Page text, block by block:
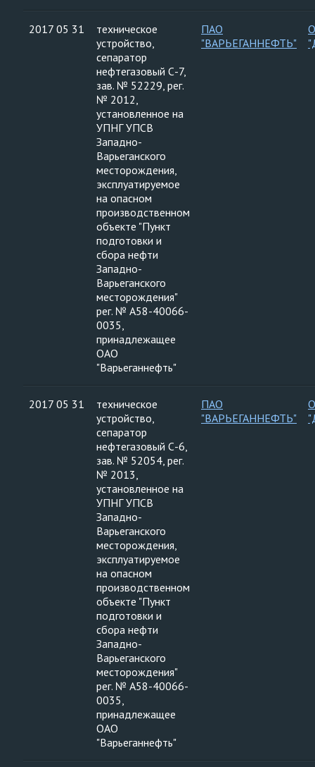
2017 05 31
техническое
устройство,
сепаратор
нефтегазовый С-7,
зав. № 52229, рег.
№ 2012,
установленное на
УПНГ УПСВ
Западно-
Варьеганского
месторождения,
эксплуатируемое
на опасном
производственном
объекте "Пункт
подготовки и
сбора нефти
Западно-
Варьеганского
месторождения"
рег. № А58-40066-
0035,
принадлежащее
ОАО
"Варьеганнефть"
ПАО
"ВАРЬЕГАННЕФТЬ"
2017 05 31
техническое
устройство,
сепаратор
нефтегазовый С-6,
зав. № 52054, рег.
№ 2013,
установленное на
УПНГ УПСВ
Западно-
Варьеганского
месторождения,
эксплуатируемое
на опасном
производственном
объекте "Пункт
подготовки и
сбора нефти
Западно-
Варьеганского
месторождения"
рег. № А58-40066-
0035,
принадлежащее
ОАО
"Варьеганнефть"
ПАО
"ВАРЬЕГАННЕФТЬ"